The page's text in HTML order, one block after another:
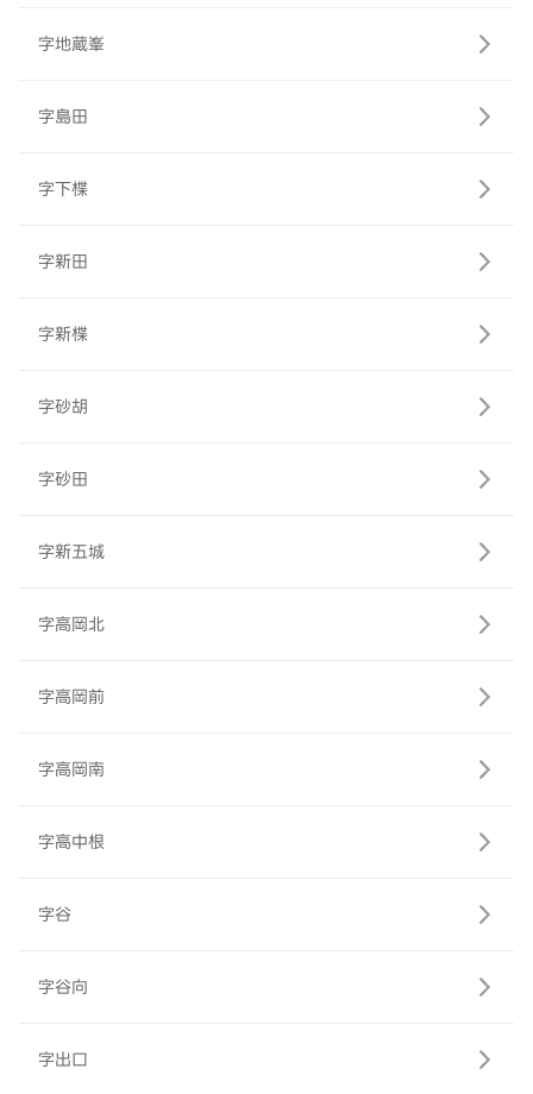
字地蔵峯
字島田
字下楪
字新田
字新楪
字砂胡
字砂田
字新五城
字高岡北
字高岡前
字高岡南
字高中根
字谷
字谷向
字出口